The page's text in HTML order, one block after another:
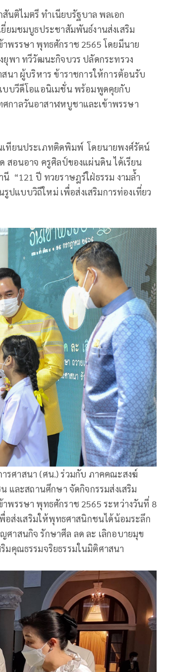
นติไมตรี ทำเนียบรัฐบาล พลเอก
ยมชมบูธประชาสัมพันธ์งานส่งเสริม
พรรษา พุทธศักราช 2565 โดยมีนาย
พา ทวีวัฒนะกิจบวร ปลัดกระทรวง
นา ผู้บริหาร ข้าราชการให้การต้อนรับ
บบวีดีโอแอนิเมชั่น พร้อมพูดคุยกับ
กาลวันอาสาฬหบูชาและเข้าพรรษา
เทียนประเภทติดพิมพ์ โดยนายพงศ์รัตน์
สอนอาจ ครูศิลป์ของแผ่นดิน ได้เรียน
“121 ปี ทวยราษฎร์ใฝ่ธรรม งามล้ำ
ปแบบวิถีใหม่ เพื่อส่งเสริมการท่องเที่ยว
ารศาสนา (ศน.) ร่วมกับ ภาคคณะสงฆ์
และสถานศึกษา จัดกิจกรรมส่งเสริม
พรรษา พุทธศักราช 2565 ระหว่างวันที่ 8
อส่งเสริมให้พุทธศาสนิกชนได้น้อมระลึก
าสนกิจ รักษาศีล ลด ละ เลิกอบายมุข
มคุณธรรมจริยธรรมในมิติศาสนา